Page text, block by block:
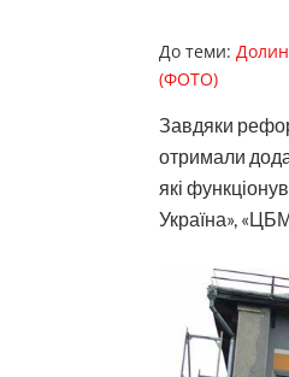
До теми:
(ФОТО)
Завдяки
отримали
які
Україна»,